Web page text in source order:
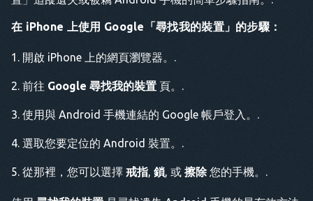
在 iPhone 上使用 Google「尋找我的裝置」的步驟：
開啟 iPhone 上的網頁瀏覽器。.
前往 Google 尋找我的裝置 頁。.
使用與 Android 手機連結的 Google 帳戶登入。.
選取您要定位的 Android 裝置。.
從那裡，您可以選擇 戒指, 鎖, 或 擦除您的手機。.